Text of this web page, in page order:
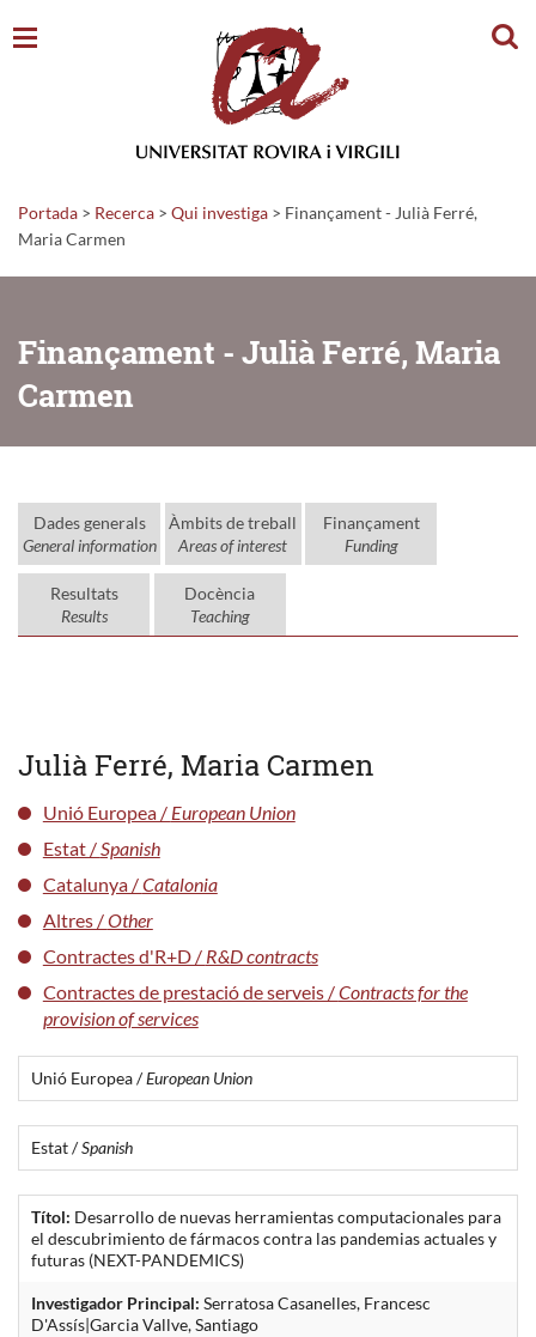
Portada > Recerca > Qui investiga > Finançament - Julià Ferré,
Maria Carmen
Finançament - Julià Ferré, Maria
Carmen
Dades generals
General information
Àmbits de treball
Areas of interest
Finançament
Funding
Resultats
Results
Docència
Teaching
Julià Ferré, Maria Carmen
Unió Europea / European Union
Estat / Spanish
Catalunya /Catalonia
Altres /Other
Contractes d'R+D / R&D contracts
Contractes de prestació de serveis /Contracts for the
provision of services
Unió Europea /European Union
Estat /Spanish
Títol: Desarrollo de nuevas herramientas computacionales para
el descubrimiento de fármacos contra las pandemias actuales y
futuras (NEXT-PANDEMICS)
Investigador Principal: Serratosa Casanelles, Francesc
D'Assís|Garcia Vallve, Santiago